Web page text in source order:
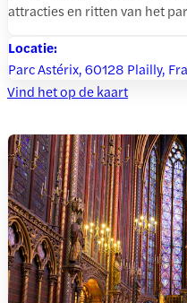
attracties en ritten van het
Locatie:
Parc Astérix, 60128 Plailly,
Vind het op de kaart